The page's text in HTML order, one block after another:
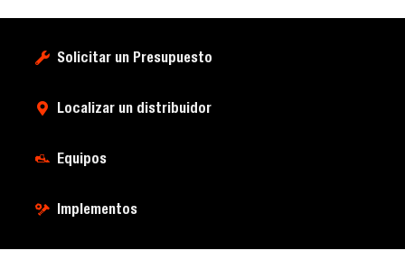
Solicitar un Presupuesto
Localizar un distribuidor
Equipos
Implementos